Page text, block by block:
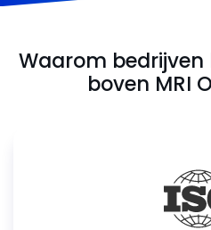
Waarom bedrijven
boven MRI